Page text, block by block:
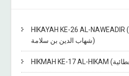
HIKAYAH KE-26 AL-NAWEADIR (للشيخ
شهاب الدين بن سلامة)